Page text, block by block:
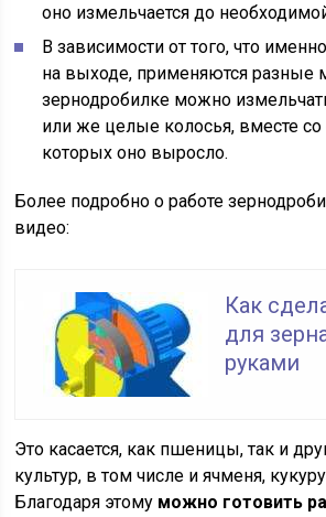
оно измельчается до
В зависимости от того, что
на выходе, применяются разные
зернодробилке можно
или же целые колосья, вместе со
которых оно выросло.
Более подробно о работе
видео:
Как
для
руками
Это касается, как пшеницы, так и
культур, в том числе и ячменя,
Благодаря этому можно готовить